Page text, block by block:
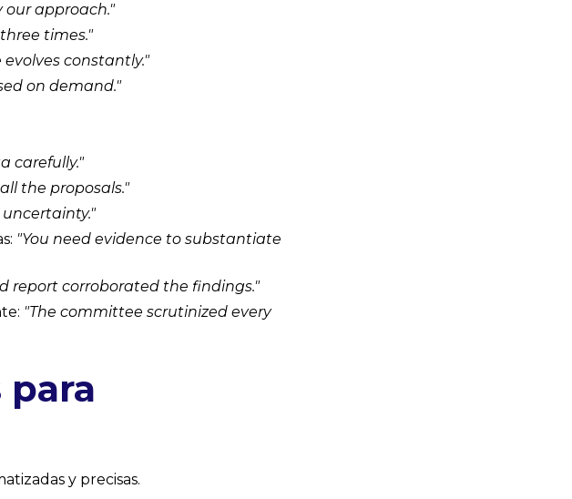
our approach."
times."
evolves constantly."
on demand."
carefully."
all the proposals."
uncertainty."
"You need evidence to substantiate
report corroborated the findings."
"The committee scrutinized every
y precisas.